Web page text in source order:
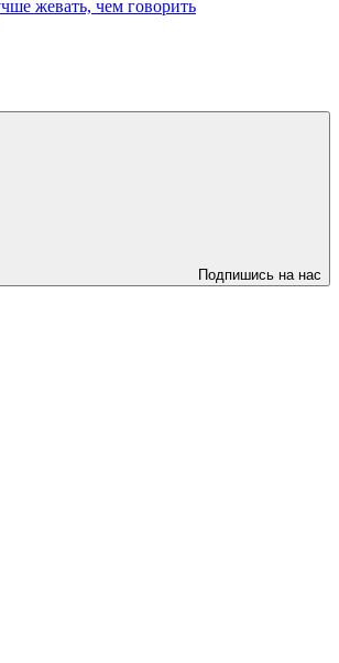
жевать, чем говорить
Подпишись на нас